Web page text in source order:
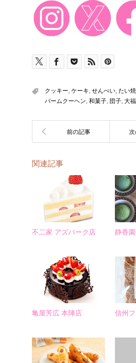
クッキー ケーキ せんべい, たい
バームクーヘン 和菓子, 団子, 大福,
関連記事
不二家 アズパーク店 静香園
亀屋芳広 本陣店 信州